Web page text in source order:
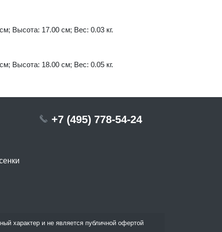
Высота: 17.00 см; Вес: 0.03 кг.
Высота: 18.00 см; Вес: 0.05 кг.
+7 (495) 778-54-24
характер и не является публичной офертой